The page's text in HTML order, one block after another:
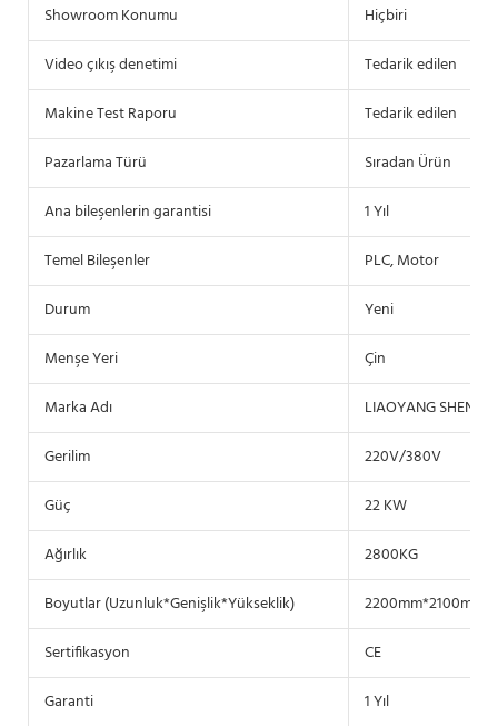
Showroom Konumu
Hiçbiri
Video çıkış denetimi
Tedarik edilen
Makine Test Raporu
Tedarik edilen
Pazarlama Türü
Sıradan Ürün
Ana bileşenlerin garantisi
1 Yıl
Temel Bileşenler
PLC, Motor
Durum
Yeni
Menşe Yeri
Çin
Marka Adı
LIAOYANG
Gerilim
220V/380V
Güç
22 KW
Ağırlık
2800KG
Boyutlar (Uzunluk*Genişlik*Yükseklik)
Sertifikasyon
CE
Garanti
1 Yıl